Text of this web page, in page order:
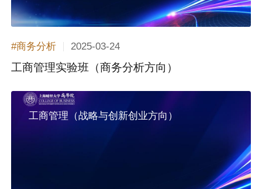
#商务分析 2025-03-24
工商管理实验班（商务分析方向）
工商管理（战略与创新创业方向）